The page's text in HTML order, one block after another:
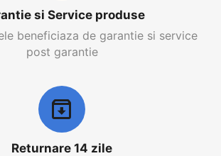
si Service produse
beneficiaza de garantie si service
post garantie
Returnare 14 zile